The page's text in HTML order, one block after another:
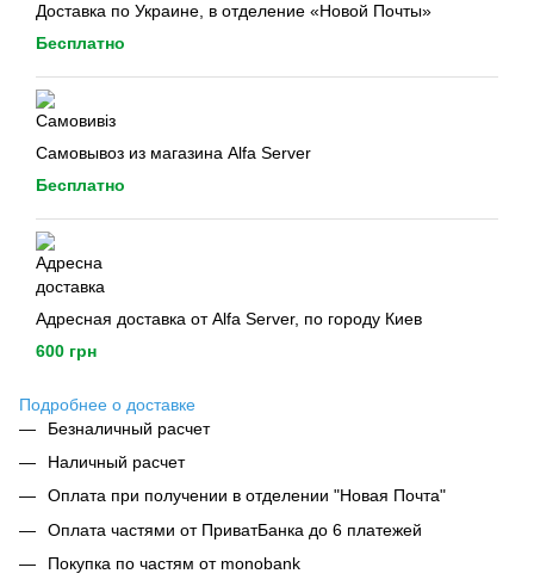
Доставка по Украине, в отделение «Новой Почты»
Бесплатно
Самовывоз из магазина Alfa Server
Бесплатно
Адресная доставка от Alfa Server, по городу Киев
600 грн
Подробнее о доставке
Безналичный расчет
Наличный расчет
Оплата при получении в отделении "Новая Почта"
Оплата частями от ПриватБанка до 6 платежей
Покупка по частям от monobank